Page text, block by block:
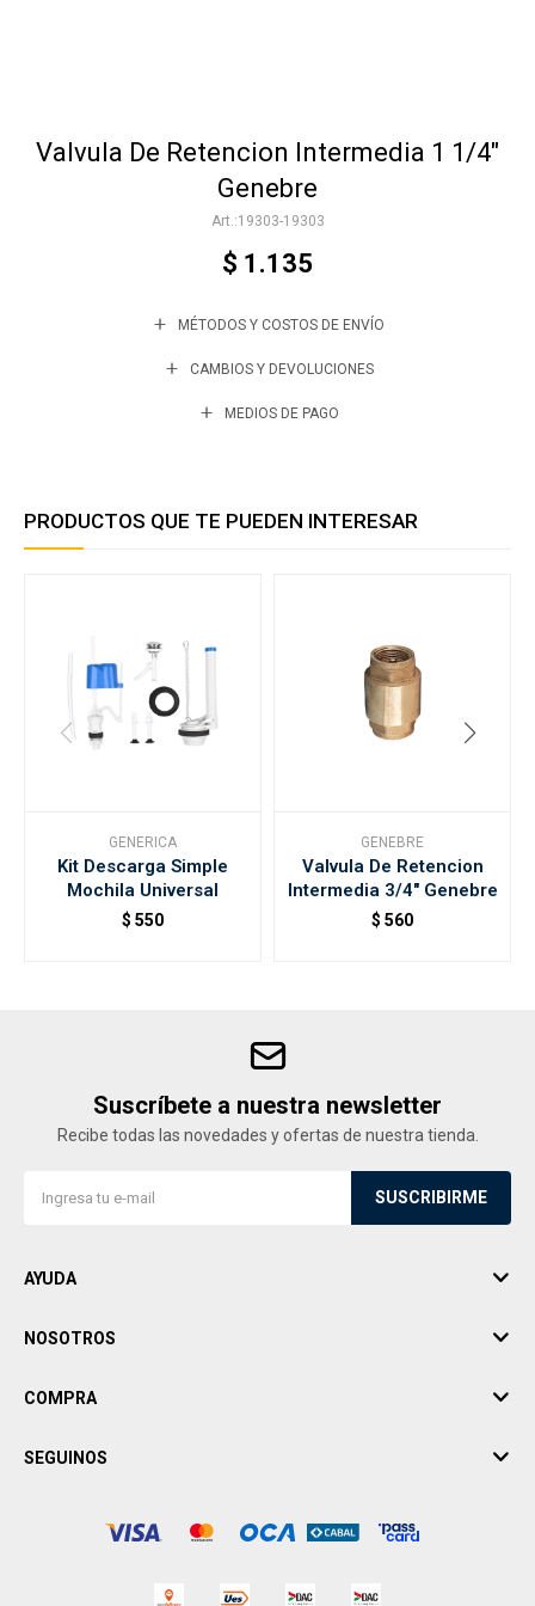
Valvula De Retencion Intermedia 1 1/4"
Genebre
19303-19303
$ 1.135
MÉTODOS Y COSTOS DE ENVÍO
CAMBIOS Y DEVOLUCIONES
MEDIOS DE PAGO
PRODUCTOS QUE TE PUEDEN INTERESAR
GENERICA
Kit Descarga Simple
Mochila Universal
$ 550
GENEBRE
Valvula De Retencion
Intermedia 3/4" Genebre
$ 560
Suscríbete a nuestra newsletter
Recibe todas las novedades y ofertas de nuestra tienda.
SUSCRIBIRME
AYUDA
NOSOTROS
COMPRA
SEGUINOS
Varios
Trabaja con nosotros